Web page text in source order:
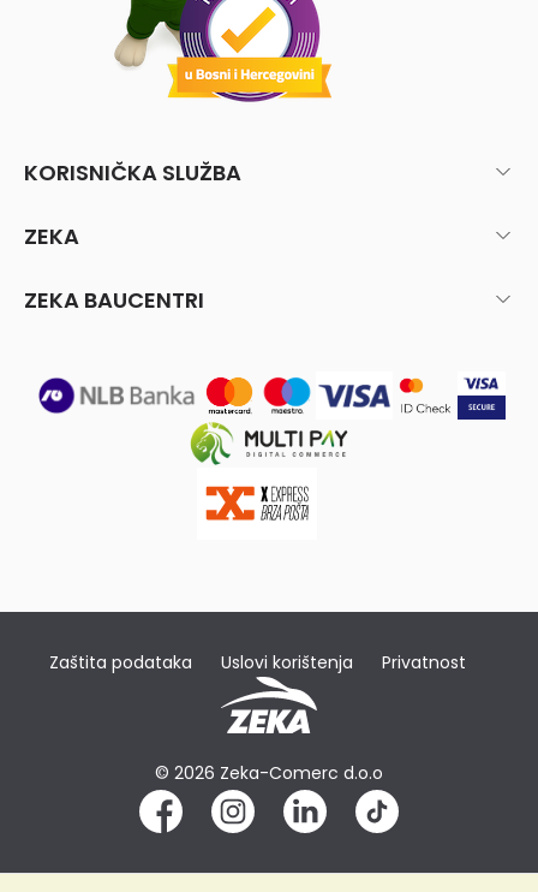
KORISNIČKA SLUŽBA
ZEKA
ZEKA BAUCENTRI
Zaštita podataka Uslovi korištenja Privatnost
© 2026 Zeka-Comerc d.o.o